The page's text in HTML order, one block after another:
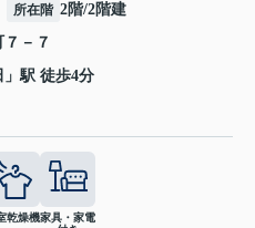
所在階 2階/2階建
７－７
」駅 徒歩4分
乾燥機家具・家電